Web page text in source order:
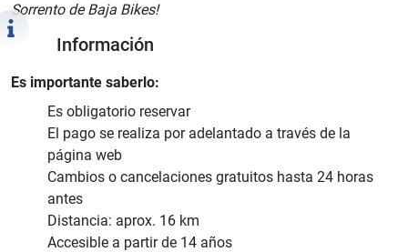
Sorrento de Baja Bikes!
Información
Es importante saberlo:
Es obligatorio reservar
El pago se realiza por adelantado a través de la
página web
Cambios o cancelaciones gratuitos hasta 24 horas
antes
Distancia: aprox. 16 km
Accesible a partir de 14 años